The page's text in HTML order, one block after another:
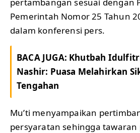
Pemerintah Nomor 25 Tahun
dalam konferensi pers.
BACA JUGA: Khutbah
Nashir: Puasa Melahirkan
Tengahan
Mu’ti menyampaikan
persyaratan sehingga